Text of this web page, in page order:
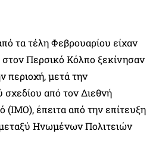
τα τέλη Φεβρουαρίου είχαν
στον Περσικό Κόλπο ξεκίνησαν
περιοχή, μετά την
σχεδίου από τον Διεθνή
(IMO), έπειτα από την επίτευξη
μεταξύ Ηνωμένων Πολιτειών